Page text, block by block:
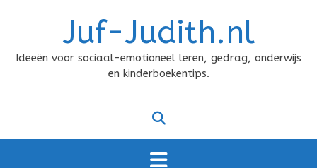
Juf-Judith.nl
Ideeën voor sociaal-emotioneel leren, gedrag, onderwijs
en kinderboekentips.